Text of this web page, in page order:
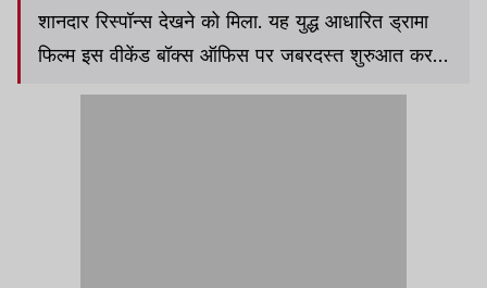
शानदार रिस्पॉन्स देखने को मिला. यह युद्ध आधारित ड्रामा
फिल्म इस वीकेंड बॉक्स ऑफिस पर जबरदस्त शुरुआत कर